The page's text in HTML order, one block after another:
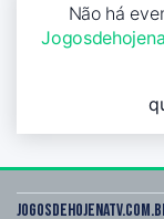
Não há